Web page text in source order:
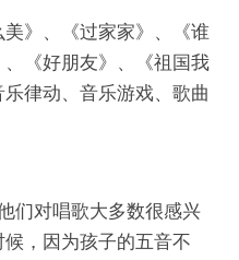
》、《过家家》、《谁
《好朋友》、《祖国我
律动、音乐游戏、歌曲
们对唱歌大多数很感兴
，因为孩子的五音不